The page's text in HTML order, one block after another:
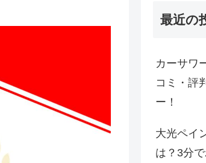
最近の
カーサワ
コミ・評
ー！
大光ペイ
は？3分